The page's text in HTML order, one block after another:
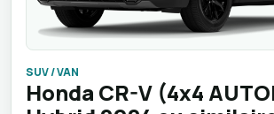
SUV / VAN
Honda CR-V (4x4